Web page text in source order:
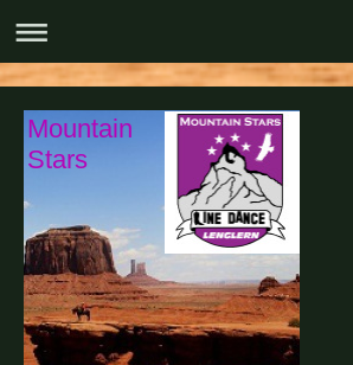
Mountain
Stars